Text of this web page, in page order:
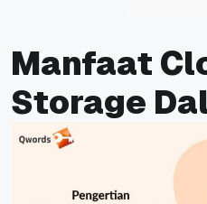
Manfaat
Storage